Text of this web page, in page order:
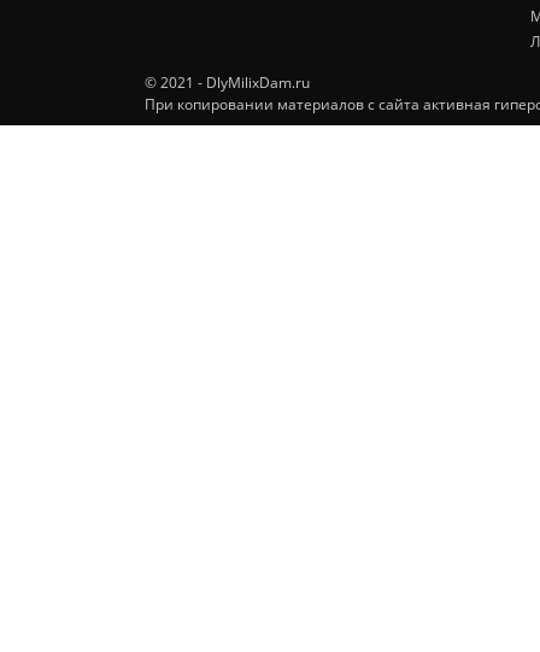
© 2021 - DlyMilixDam.ru
При копировании материалов с сайта активная